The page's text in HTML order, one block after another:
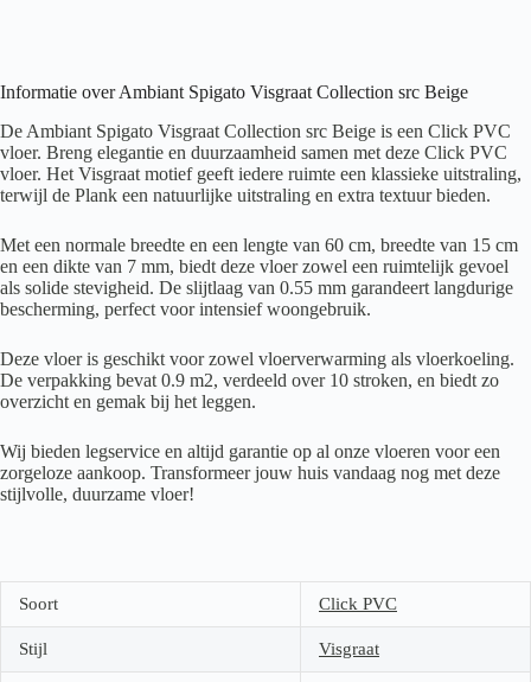
Informatie over Ambiant Spigato Visgraat Collection src Beige
De Ambiant Spigato Visgraat Collection src Beige is een Click PVC
vloer. Breng elegantie en duurzaamheid samen met deze Click PVC
vloer. Het Visgraat motief geeft iedere ruimte een klassieke uitstraling,
terwijl de Plank een natuurlijke uitstraling en extra textuur bieden.
Met een normale breedte en een lengte van 60 cm, breedte van 15 cm
en een dikte van 7 mm, biedt deze vloer zowel een ruimtelijk gevoel
als solide stevigheid. De slijtlaag van 0.55 mm garandeert langdurige
bescherming, perfect voor intensief woongebruik.
Deze vloer is geschikt voor zowel vloerverwarming als vloerkoeling.
De verpakking bevat 0.9 m2, verdeeld over 10 stroken, en biedt zo
overzicht en gemak bij het leggen.
Wij bieden legservice en altijd garantie op al onze vloeren voor een
zorgeloze aankoop. Transformeer jouw huis vandaag nog met deze
stijlvolle, duurzame vloer!
Soort Click PVC
Stijl Visgraat